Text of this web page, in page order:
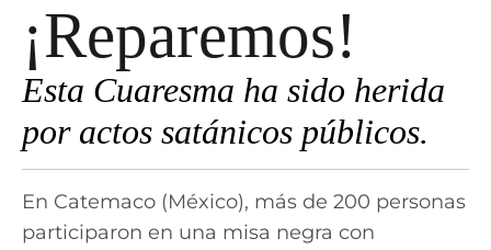
¡Reparemos!
Esta Cuaresma ha sido herida
por actos satánicos públicos.
En Catemaco (México), más de 200 personas
participaron en una misa negra con